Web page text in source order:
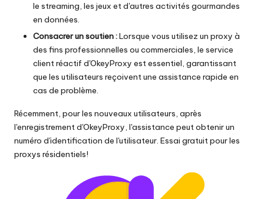
le streaming, les jeux et d'autres activités gourmandes
en données.
Consacrer un soutien :Lorsque vous utilisez un proxy à
des fins professionnelles ou commerciales, le service
client réactif d'OkeyProxy est essentiel, garantissant
que les utilisateurs reçoivent une assistance rapide en
cas de problème.
Récemment, pour les nouveaux utilisateurs, après
l'enregistrement d'OkeyProxy, l'assistance peut obtenir un
numéro d'identification de l'utilisateur. Essai gratuit pour les
proxys résidentiels!